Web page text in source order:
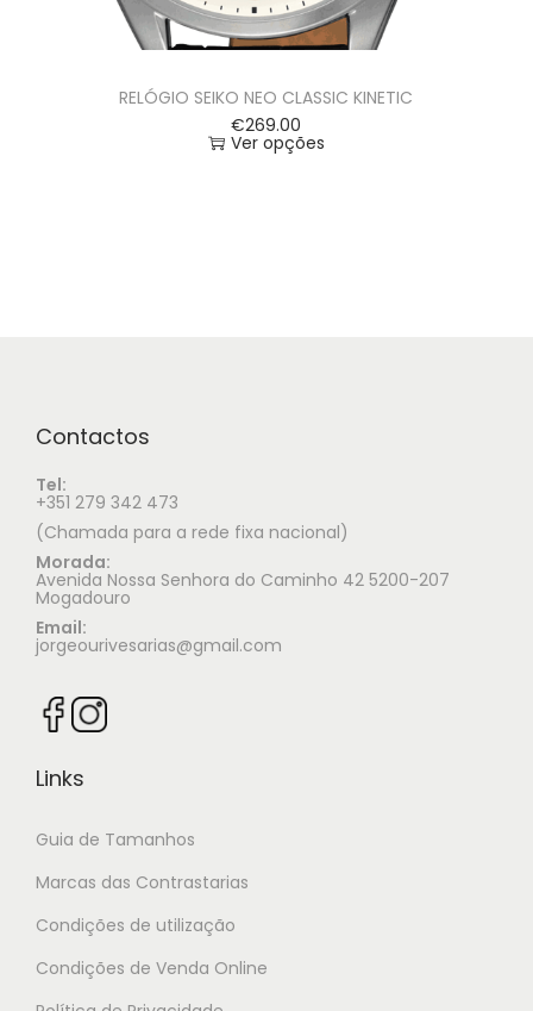
RELÓGIO SEIKO NEO CLASSIC KINETIC
€269.00
Ver opções
Contactos
Tel:
+351 279 342 473
(Chamada para a rede fixa nacional)
Morada:
Avenida Nossa Senhora do Caminho 42 5200-207
Mogadouro
Email:
jorgeourivesarias@gmail.com
Links
Guia de Tamanhos
Marcas das Contrastarias
Condições de utilização
Condições de Venda Online